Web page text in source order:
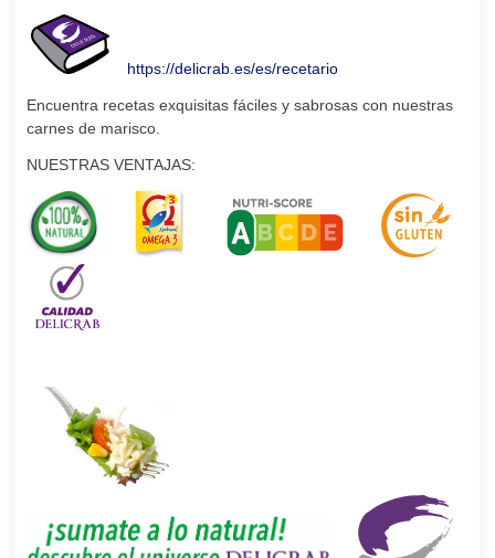
https://delicrab.es/es/recetario
Encuentra recetas exquisitas fáciles y sabrosas con nuestras
carnes de marisco.
NUESTRAS VENTAJAS: